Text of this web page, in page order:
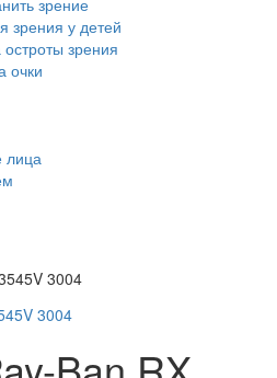
зрение
зрения у детей
остроты зрения
очки
лица
3004